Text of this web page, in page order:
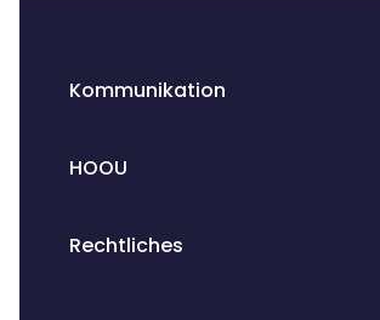
Kommunikation
HOOU
Rechtliches